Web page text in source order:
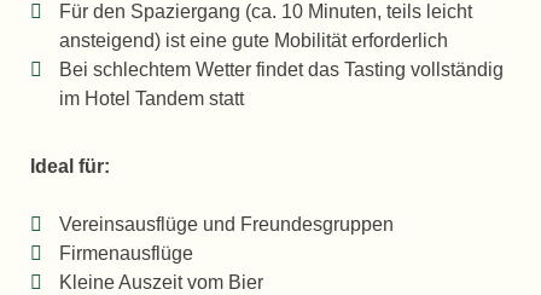
Für den Spaziergang (ca. 10 Minuten, teils leicht
ansteigend) ist eine gute Mobilität erforderlich
Bei schlechtem Wetter findet das Tasting vollständig
im Hotel Tandem statt
Ideal für:
Vereinsausflüge und Freundesgruppen
Firmenausflüge
Kleine Auszeit vom Bier